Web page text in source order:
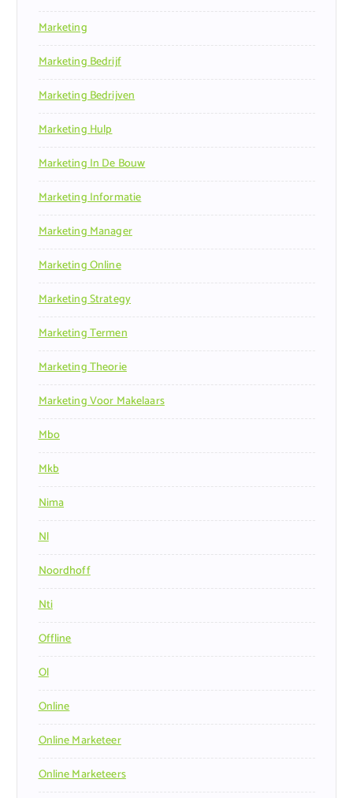
Marketing
Marketing Bedrijf
Marketing Bedrijven
Marketing Hulp
Marketing In De Bouw
Marketing Informatie
Marketing Manager
Marketing Online
Marketing Strategy
Marketing Termen
Marketing Theorie
Marketing Voor Makelaars
Mbo
Mkb
Nima
Nl
Noordhoff
Nti
Offline
Ol
Online
Online Marketeer
Online Marketeers